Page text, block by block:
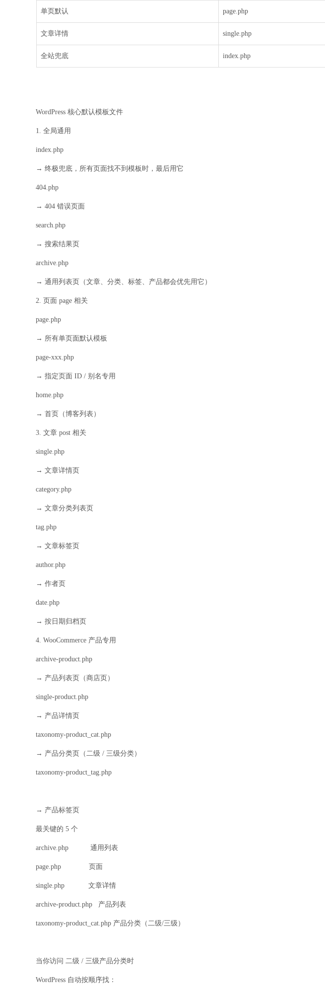
单页默认 page.php
文章详情 single.php
全站兜底 index.php
WordPress 核心默认模板文件
1. 全局通用
index.php
→ 终极兜底，所有页面找不到模板时，最后用它
404.php
→ 404 错误页面
search.php
→ 搜索结果页
archive.php
→ 通用列表页（文章、分类、标签、产品都会优先用它）
2. 页面 page 相关
page.php
→ 所有单页面默认模板
page-xxx.php
→ 指定页面 ID / 别名专用
home.php
→ 首页（博客列表）
3. 文章 post 相关
single.php
→ 文章详情页
category.php
→ 文章分类列表页
tag.php
→ 文章标签页
author.php
→ 作者页
date.php
→ 按日期归档页
4. WooCommerce 产品专用
archive-product.php
→ 产品列表页（商店页）
single-product.php
→ 产品详情页
taxonomy-product_cat.php
→ 产品分类页（二级 / 三级分类）
taxonomy-product_tag.php
→ 产品标签页
最关键的 5 个
archive.php 通用列表
page.php 页面
single.php 文章详情
archive-product.php 产品列表
taxonomy-product_cat.php 产品分类（二级/三级）
当你访问 二级 / 三级产品分类时
WordPress 自动按顺序找：